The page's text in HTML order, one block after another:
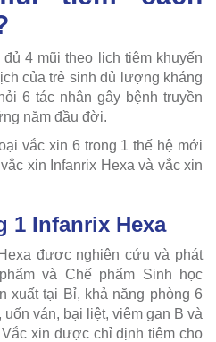
4 mũi theo lịch tiêm khuyến
của trẻ sinh đủ lượng kháng
6 tác nhân gây bệnh truyền
năm đầu đời.
vắc xin 6 trong 1 thế hệ mới
xin Infanrix Hexa và vắc xin
1 Infanrix Hexa
được nghiên cứu và phát
và Chế phẩm Sinh học
xuất tại Bỉ, khả năng phòng 6
ván, bại liệt, viêm gan B và
xin được chỉ định tiêm cho